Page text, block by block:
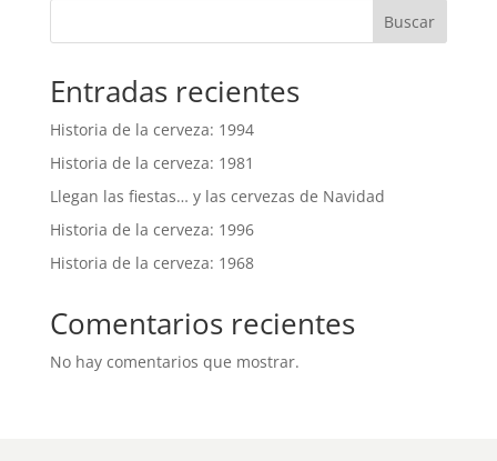
Buscar
Entradas recientes
Historia de la cerveza: 1994
Historia de la cerveza: 1981
Llegan las fiestas… y las cervezas de Navidad
Historia de la cerveza: 1996
Historia de la cerveza: 1968
Comentarios recientes
No hay comentarios que mostrar.